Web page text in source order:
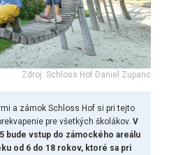
Zdroj: Schloss Hof Daniel Zupanc
a zámok Schloss Hof si pri tejto
pre všetkých školákov. V
bude vstup do zámockého areálu
od 6 do 18 rokov, ktoré sa pri